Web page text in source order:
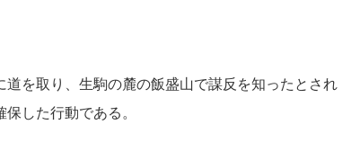
を取り、生駒の麓の飯盛山で謀反を知ったとされ
した行動である。